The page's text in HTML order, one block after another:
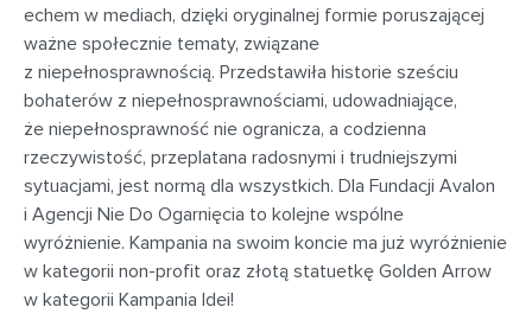
echem w mediach, dzięki oryginalnej formie poruszającej
ważne społecznie tematy, związane
z niepełnosprawnością. Przedstawiła historie sześciu
bohaterów z niepełnosprawnościami, udowadniające,
że niepełnosprawność nie ogranicza, a codzienna
rzeczywistość, przeplatana radosnymi i trudniejszymi
sytuacjami, jest normą dla wszystkich. Dla Fundacji Avalon
i Agencji Nie Do Ogarnięcia to kolejne wspólne
wyróżnienie. Kampania na swoim koncie ma już wyróżnienie
w kategorii non-profit oraz złotą statuetkę Golden Arrow
w kategorii Kampania Idei!